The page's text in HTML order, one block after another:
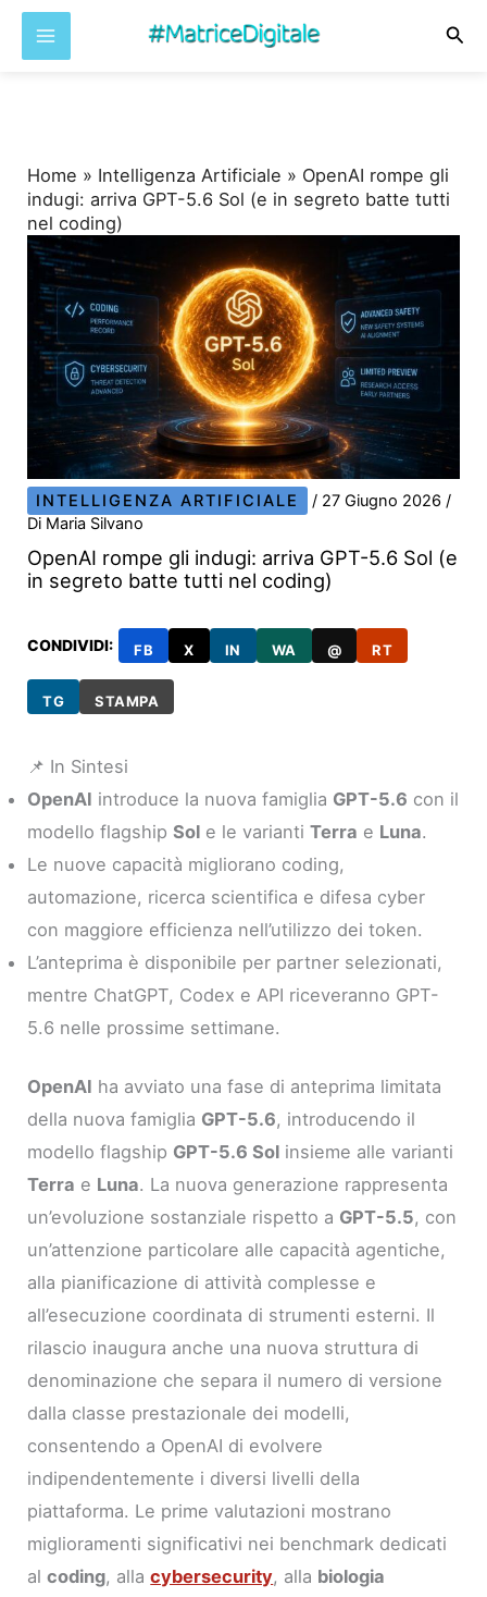
Home » Intelligenza Artificiale » OpenAI rompe gli
indugi: arriva GPT-5.6 Sol (e in segreto batte tutti
nel coding)
INTELLIGENZA ARTIFICIALE / 27 Giugno 2026/
Di Maria Silvano
OpenAI rompe gli indugi: arriva GPT-5.6 Sol (e
in segreto batte tutti nel coding)
CONDIVIDI: FB X IN WA @ RT
TG STAMPA
📌 In Sintesi
OpenAI introduce la nuova famiglia GPT-5.6 con il
modello flagshipSol e le variantiTerra e Luna.
Le nuove capacità migliorano coding,
automazione, ricerca scientifica e difesa cyber
con maggiore efficienza nell’utilizzo dei token.
L’anteprima è disponibile per partner selezionati,
mentre ChatGPT, Codex e API riceveranno GPT-
5.6 nelle prossime settimane.
OpenAI ha avviato una fase di anteprima limitata
della nuova famiglia GPT-5.6, introducendo il
modello flagship GPT-5.6 Sol insieme alle varianti
Terra e Luna. La nuova generazione rappresenta
un’evoluzione sostanziale rispetto a GPT-5.5, con
un’attenzione particolare alle capacità agentiche,
alla pianificazione di attività complesse e
all’esecuzione coordinata di strumenti esterni. Il
rilascio inaugura anche una nuova struttura di
denominazione che separa il numero di versione
dalla classe prestazionale dei modelli,
consentendo a OpenAI di evolvere
indipendentemente i diversi livelli della
piattaforma. Le prime valutazioni mostrano
miglioramenti significativi nei benchmark dedicati
alcoding, allacybersecurity, alla biologia